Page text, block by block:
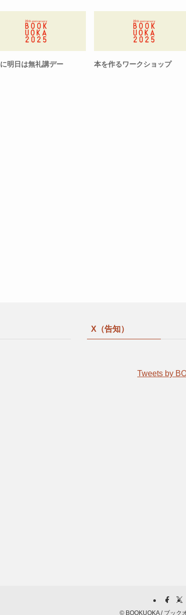
明日は無礼講デー 本を作るワークショップ
X（告知）
Tweets by
© BOOKUOKA / ブック